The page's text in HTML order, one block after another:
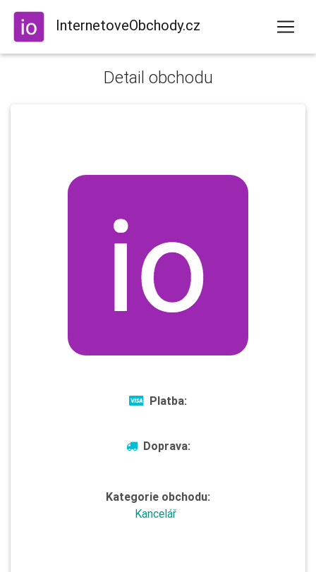
InternetoveObchody.cz
Detail obchodu
Platba:
Doprava:
Kategorie obchodu:
Kancelář